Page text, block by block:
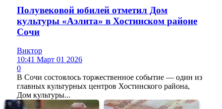
Полувековой юбилей отметил Дом
культуры «Аэлита» в Хостинском районе
Сочи
Виктор
10:41 Март 01 2026
0
В Сочи состоялось торжественное событие — один из
главных культурных центров Хостинского района,
Дом культуры...